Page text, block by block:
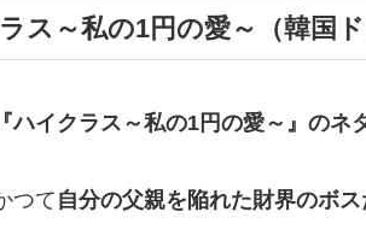
ス～私の1円の愛～（韓国
ハイクラス～私の1円の愛～』のネ
つて 自分の父親を陥れた財界のボ